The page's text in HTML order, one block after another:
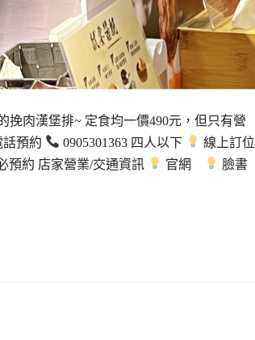
肉漢堡排~ 定食均一價490元，但只有營
預約
0905301363 四人以下
線上訂位
預約 店家營業/交通資訊
官網
臉書